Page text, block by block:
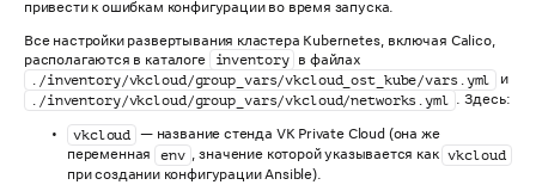
привести к ошибкам конфигурации во время запуска.
Все настройки развертывания кластера Kubernetes, включая Calico,
располагаются в каталоге
inventory
в файлах
./inventory/vkcloud/group_vars/vkcloud_ost_kube/vars.yml
и
./inventory/vkcloud/group_vars/vkcloud/networks.yml . Здесь:
vkcloud — название стенда VK Private Cloud (она же
переменная
env , значение которой указывается как vkcloud
при создании конфигурации Ansible).